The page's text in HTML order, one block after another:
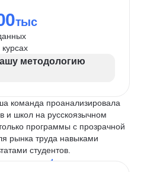
тыс
курсах
методологию
команда проанализировала
и школ на русскоязычном
программы с прозрачной
рынка труда навыками
студентов.
по
4 критериям